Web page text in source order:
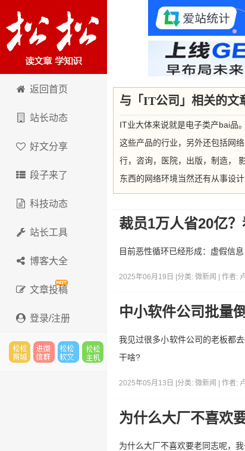
卢松松博客
返回首页
站长动态
好文分享
段子来了
科技动态
站长工具
博客大全
文章投稿
登录/注册
与「IT公司」相关的文
IT业大体来说就是电子类产bai品
这些产品的行业，另外还包括网
行，咨询，医院，出版，制造，
东西的网络环境当然还有从事设
裁员1万人省20亿
目前恶性循环已经形成：虚假
2025年06月19日 | 分类: 微新闻 | 作者:
中小软件公司批量
我见过很多小软件公司的老板都
干啥?
2025年05月13日 | 分类: 微新闻 | 作者:
为什么大厂不喜欢
为什么大厂不喜欢要老同志呢，